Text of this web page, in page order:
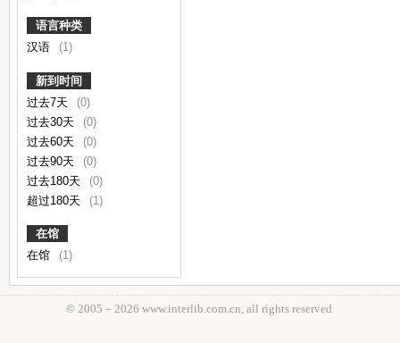
语言种类
汉语
(1)
新到时间
过去7天
(0)
过去30天
(0)
过去60天
(0)
过去90天
(0)
过去180天
(0)
超过180天
(1)
在馆
在馆
(1)
© 2005－ 2026 www.interlib.com.cn, all rights reserved